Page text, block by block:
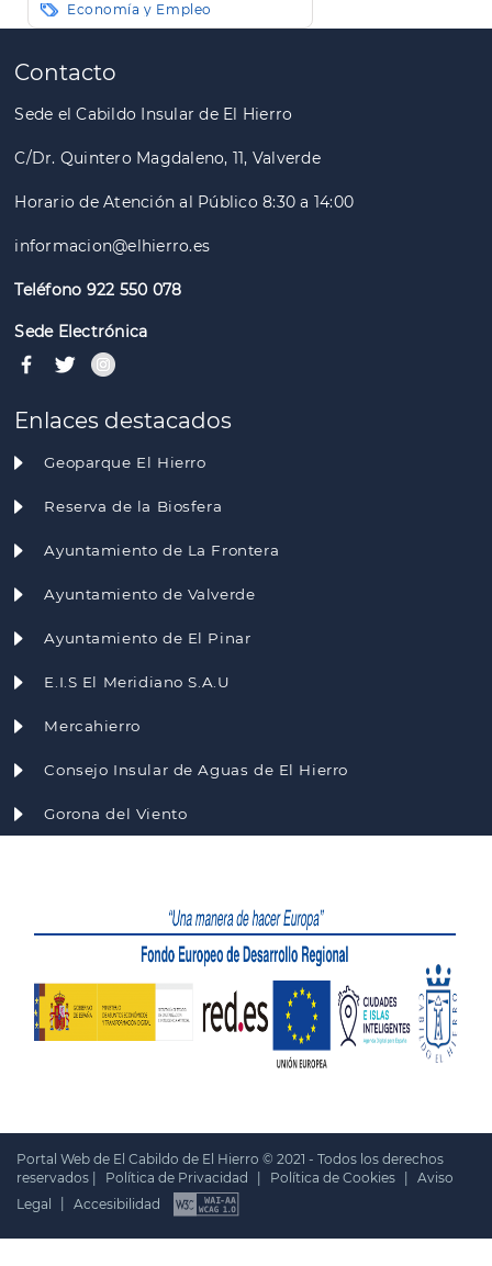
Economía y Empleo
Paginación
Contacto
Sede el Cabildo Insular de El Hierro
C/Dr. Quintero Magdaleno, 11, Valverde
Horario de Atención al Público 8:30 a 14:00
informacion@elhierro.es
Teléfono 922 550 078
Sede Electrónica
Enlaces destacados
Geoparque El Hierro
Reserva de la Biosfera
Ayuntamiento de La Frontera
Ayuntamiento de Valverde
Ayuntamiento de El Pinar
E.I.S El Meridiano S.A.U
Mercahierro
Consejo Insular de Aguas de El Hierro
Gorona del Viento
Portal Web de El Cabildo de El Hierro © 2021 - Todos los derechos
reservados |
Política de Privacidad Política de Cookies
Aviso
Legal
Accesibilidad